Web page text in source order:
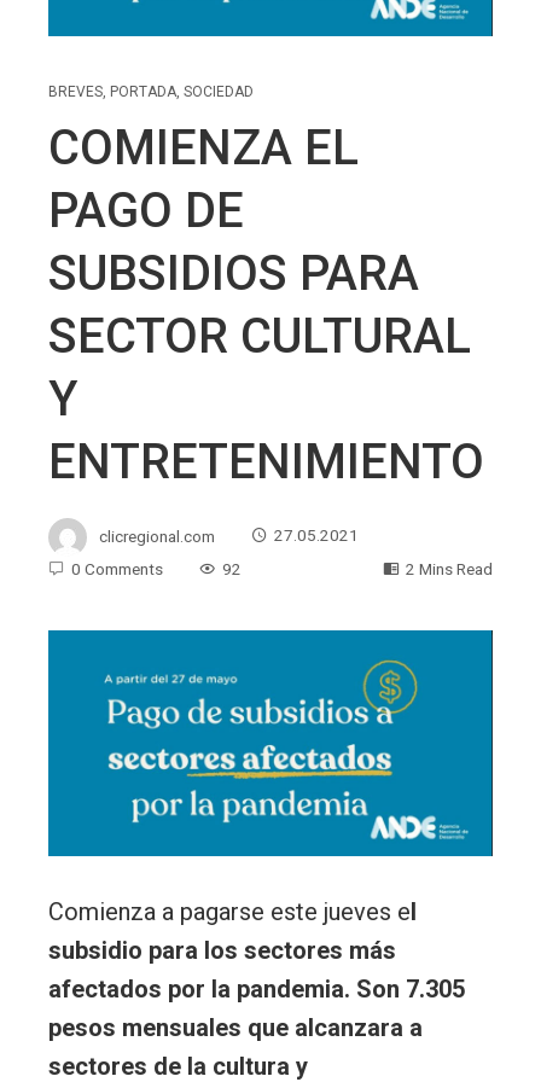
BREVES, PORTADA, SOCIEDAD
COMIENZA EL
PAGO DE
SUBSIDIOS PARA
SECTOR CULTURAL
Y
ENTRETENIMIENTO
clicregional.com
27.05.2021
0 Comments
92 2 Mins Read
Comienza a pagarse este jueves el
subsidio para los sectores más
afectados por la pandemia. Son 7.305
pesos mensuales que alcanzara a
sectores de la cultura y